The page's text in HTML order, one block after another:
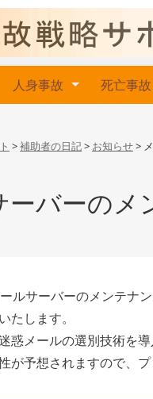
人身事故 死亡事故
>補助者の日記> お知らせ>
ーバーのメ
ルサーバーのメンテナ
たします。
惑メールの選別技術を
が予想されますので、